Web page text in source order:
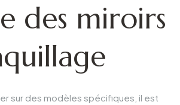
des miroirs
sur des modèles spécifiques, il est